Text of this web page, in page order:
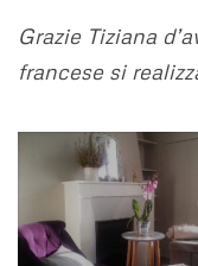
Grazie Tiziana
francese si